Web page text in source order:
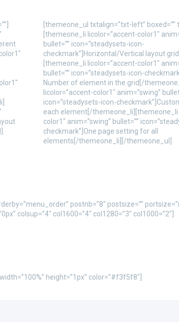
[themeone_ul txtalign=”txt-left” boxed=””
[themeone_li licolor=”accent-color1″
bullet=”” icon=”steadysets-icon-
checkmark”]Horizontal/Vertical layout
[themeone_li licolor=”accent-color1″
bullet=”” icon=”steadysets-icon-
Number of element in the grid[/
licolor=”accent-color1″ anim=”swing”
icon=”steadysets-icon-
each element[/themeone_li][themeone_li
color1″ anim=”swing” bullet=””
checkmark”]One page setting for all
elements[/themeone_li][/themeone_ul]
postnb=”8″ postsize=””
colsup=”4″ col1600=”4″ col1280=”3″ col1000=”2″]
height=”1px” color=”#f3f5f8″]